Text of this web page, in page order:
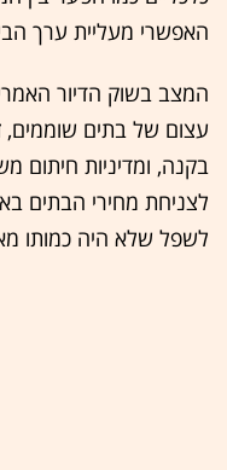
האפשרי מעליית ערך
המצב בשוק הדיור
עצום של בתים שוממים,
בקנה, ומדיניות חיתום
לשפל שלא היה כמותו